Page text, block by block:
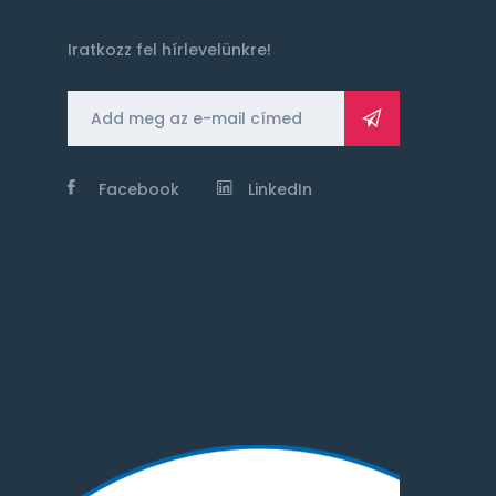
Iratkozz fel hírlevelünkre!
Facebook LinkedIn